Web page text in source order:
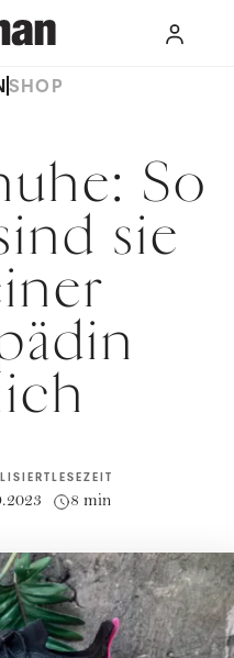
SHOP
So
sie
LESEZEIT
8 min